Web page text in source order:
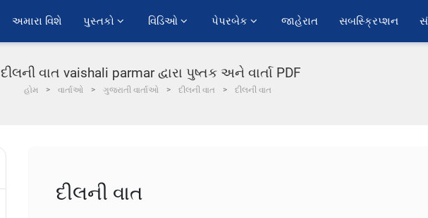
અમારા વિશે પુસ્તકો વિડિઓ પેપરબેક જાહેરાત સબસ્ક્રિપ્શન
દીલની વાત vaishali parmar દ્વારા પુષ્તક અને વાર્તા PDF
હોમ વાર્તાઓ ગુજરાતી વાર્તાઓ દીલની વાત દીલની વાત
દીલની વાત